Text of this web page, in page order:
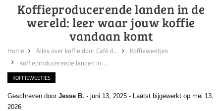
Koffieproducerende landen in de
wereld: leer waar jouw koffie
vandaan komt
Home Alles over koffie door Café d...
Koffieweetjes
Koffieproducerende landen in d...
KOFFIEWEETJES
Geschreven door Jesse B. - juni 13, 2025 - Laatst bijgewerkt op mei 13,
2026